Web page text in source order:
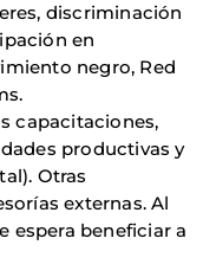
discriminación
en
negro, Red
capacitaciones,
productivas y
Otras
externas. Al
espera beneficiar a